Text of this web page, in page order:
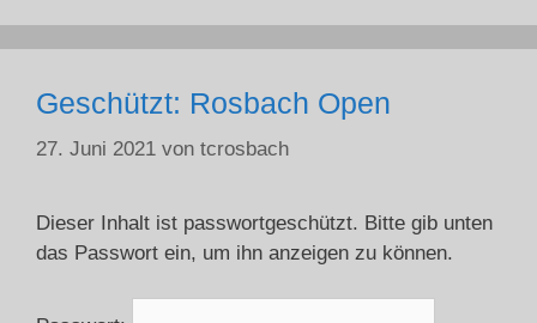
Geschützt: Rosbach Open
27. Juni 2021 von tcrosbach
Dieser Inhalt ist passwortgeschützt. Bitte gib unten
das Passwort ein, um ihn anzeigen zu können.